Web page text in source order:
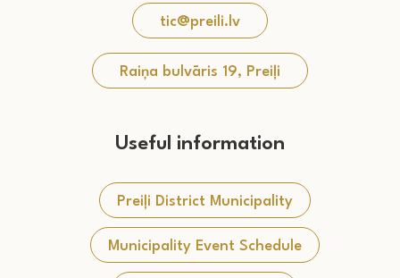
tic@preili.lv
Raiņa bulvāris 19, Preiļi
Useful information
Preiļi District Municipality
Municipality Event Schedule